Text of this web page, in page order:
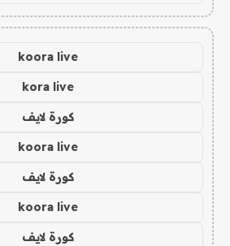
koora live
kora live
كورة لايف
koora live
كورة لايف
koora live
كورة لايف